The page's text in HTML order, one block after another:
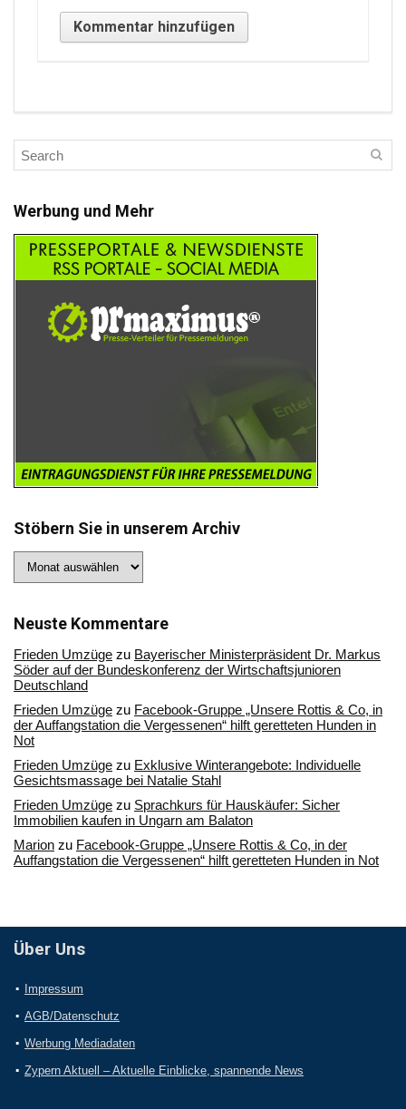
Werbung und Mehr
Stöbern Sie in unserem Archiv
Sie
Archiv
Neuste Kommentare
Frieden Umzüge zu Bayerischer Ministerpräsident Dr. Markus
Söder auf der Bundeskonferenz der Wirtschaftsjunioren
Deutschland
Frieden Umzüge zu Facebook-Gruppe „Unsere Rottis & Co, in
der Auffangstation die Vergessenen“ hilft geretteten Hunden in
Not
Frieden Umzüge zu Exklusive Winterangebote: Individuelle
Gesichtsmassage bei Natalie Stahl
Frieden Umzüge zu Sprachkurs für Hauskäufer: Sicher
Immobilien kaufen in Ungarn am Balaton
Marion zu Facebook-Gruppe „Unsere Rottis & Co, in der
Auffangstation die Vergessenen“ hilft geretteten Hunden in Not
Über Uns
Impressum
AGB/Datenschutz
Werbung Mediadaten
Zypern Aktuell – Aktuelle Einblicke, spannende News